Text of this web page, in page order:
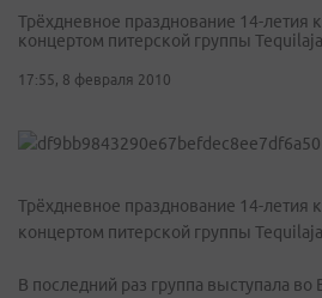
Трёхдневное празднование 14-летия
концертом питерской группы
17:55, 8 февраля 2010
Трёхдневное празднование 14-летия
концертом питерской группы
В последний раз группа выступала во